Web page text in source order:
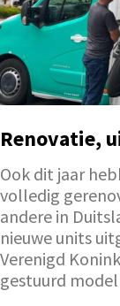
Renovatie,
Ook dit jaar
volledig
andere in
nieuwe units
Verenigd
gestuurd